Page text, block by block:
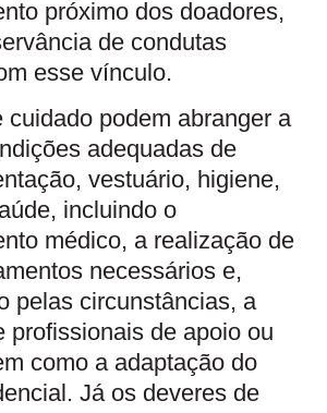
próximo dos doadores,
de condutas
esse vínculo.
cuidado podem abranger a
adequadas de
vestuário, higiene,
incluindo o
médico, a realização de
necessários e,
pelas circunstâncias, a
profissionais de apoio ou
como a adaptação do
Já os deveres de